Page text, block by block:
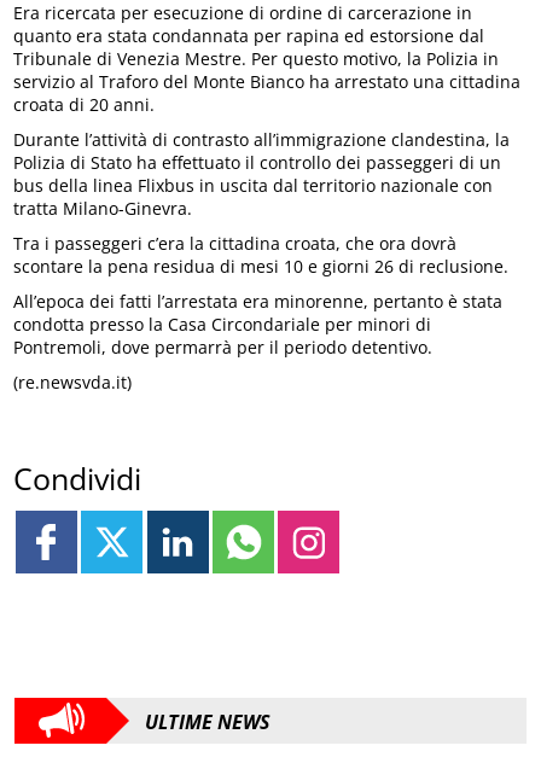
Era ricercata per esecuzione di ordine di carcerazione in
quanto era stata condannata per rapina ed estorsione dal
Tribunale di Venezia Mestre. Per questo motivo, la Polizia in
servizio al Traforo del Monte Bianco ha arrestato una cittadina
croata di 20 anni.
Durante l’attività di contrasto all’immigrazione clandestina, la
Polizia di Stato ha effettuato il controllo dei passeggeri di un
bus della linea Flixbus in uscita dal territorio nazionale con
tratta Milano-Ginevra.
Tra i passeggeri c’era la cittadina croata, che ora dovrà
scontare la pena residua di mesi 10 e giorni 26 di reclusione.
All’epoca dei fatti l’arrestata era minorenne, pertanto è stata
condotta presso la Casa Circondariale per minori di
Pontremoli, dove permarrà per il periodo detentivo.
(re.newsvda.it)
Condividi
ULTIME NEWS